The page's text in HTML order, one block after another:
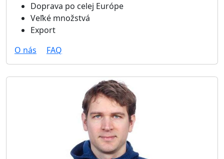
Doprava po celej Európe
Veľké množstvá
Export
O nás
FAQ